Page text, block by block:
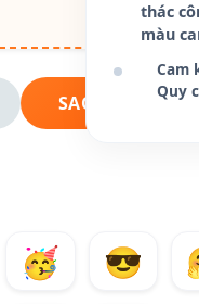
SAO CHÉP
🥳 😎
thác
màu
Cam
Quy